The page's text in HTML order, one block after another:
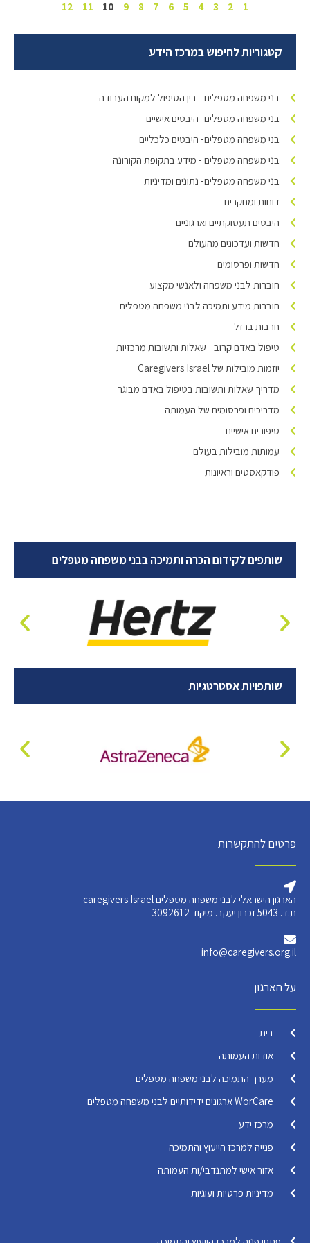
1
2
3
4
5
6
7
8
9
10
11
12
קטגוריות לחיפוש במרכז הידע
בני משפחה מטפלים - בין הטיפול למקום העבודה
בני משפחה מטפלים- היבטים אישיים
בני משפחה מטפלים- היבטים כלכליים
בני משפחה מטפלים - מידע בתקופת הקורונה
בני משפחה מטפלים- נתונים ומדיניות
דוחות ומחקרים
היבטים תעסוקתיים וארגוניים
חדשות ועדכונים מהעולם
חדשות ופרסומים
חוברות לבני משפחה ולאנשי מקצוע
חוברות מידע ותמיכה לבני משפחה מטפלים
חרבות ברזל
טיפול באדם קרוב - שאלות ותשובות מרכזיות
יוזמות מובילות של Caregivers Israel
מדריך שאלות ותשובות בטיפול באדם מבוגר
מדריכים ופרסומים של העמותה
סיפורים אישיים
עמותות מובילות בעולם
פודקאסטים וראיונות
שותפים לקידום הכרה ותמיכה בבני משפחה מטפלים
שותפויות אסטרטגיות
פרטים להתקשרות
הארגון הישראלי לבני משפחה מטפלים caregivers Israel
ת.ד. 5043 זכרון יעקב. מיקוד 3092612
info@caregivers.org.il
על הארגון
בית
אודות העמותה
מערך התמיכה לבני משפחה מטפלים
WorCare ארגונים ידידותיים לבני משפחה מטפלים
מרכז ידע
פנייה למרכז הייעוץ והתמיכה
אזור אישי למתנדבי/ות העמותה
מדיניות פרטיות ועוגיות